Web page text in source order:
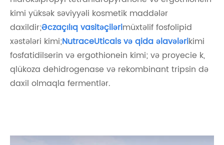
kimi yüksək səviyyəli kosmetik maddələr
daxildir;Əczaçılıq vasitəçilərimüxtəlif fosfolipid
xəstələri kimi;NutraceUticals və qida əlavələrikimi
fosfatidilserin və ergothionein kimi; və proyecie k,
qlükoza dehidrogenase və rekombinant tripsin də
daxil olmaqla fermentlər.